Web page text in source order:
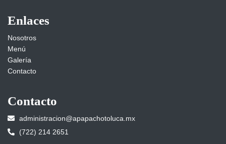
Enlaces
Nosotros
Menú
Galería
Contacto
Contacto
administracion@apapachotoluca.mx
(722) 214 2651